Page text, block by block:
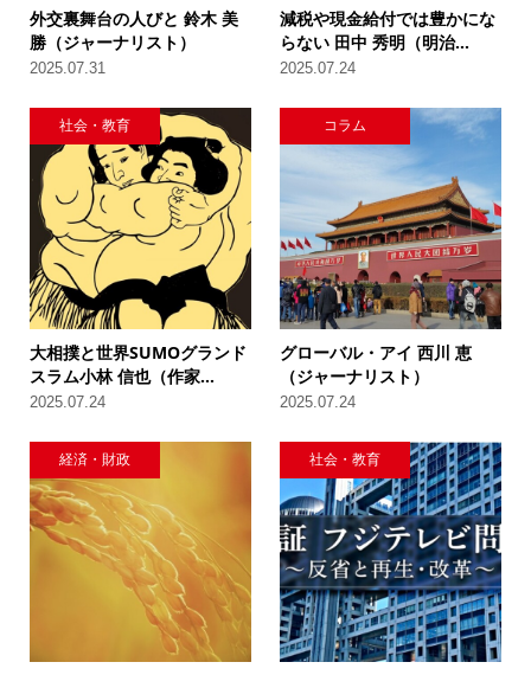
外交裏舞台の人びと 鈴木 美
勝（ジャーナリスト）
2025.07.31
減税や現金給付では豊かにな
らない 田中 秀明（明治...
2025.07.24
社会・教育
大相撲と世界SUMOグランド
スラム小林 信也（作家...
2025.07.24
コラム
グローバル・アイ 西川 恵
（ジャーナリスト）
2025.07.24
経済・財政 社会・教育